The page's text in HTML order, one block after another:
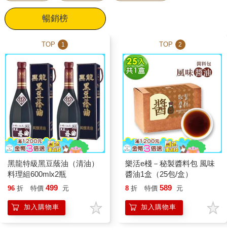
暢銷榜
TOP 1
黑龍特級黑豆蔭油（清油）
料理組600mlx2瓶
96 折 特價 499 元
加入購物車
TOP 2
樂活e棧－秘製醬料包 風味
醬油1盒（25包/盒）
8 折 特價 589 元
加入購物車